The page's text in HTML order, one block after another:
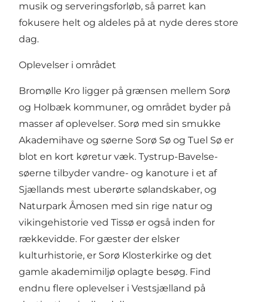
musik og serveringsforløb, så parret kan
fokusere helt og aldeles på at nyde deres store
dag.
Oplevelser i området
Bromølle Kro ligger på grænsen mellem Sorø
og Holbæk kommuner, og området byder på
masser af oplevelser. Sorø med sin smukke
Akademihave og søerne Sorø Sø og Tuel Sø er
blot en kort køretur væk. Tystrup-Bavelse-
søerne tilbyder vandre- og kanoture i et af
Sjællands mest uberørte sølandskaber, og
Naturpark Åmosen med sin rige natur og
vikingehistorie ved Tissø er også inden for
rækkevidde. For gæster der elsker
kulturhistorie, er Sorø Klosterkirke og det
gamle akademimiljø oplagte besøg. Find
endnu flere oplevelser i Vestsjælland på